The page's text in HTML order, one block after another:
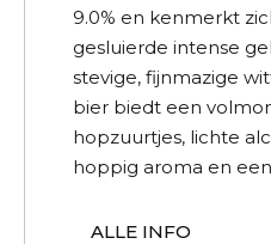
9.0% en kenmerkt
gesluierde intense
stevige, fijnmazige
bier biedt een
hopzuurtjes, lichte
hoppig aroma en
ALLE INFO